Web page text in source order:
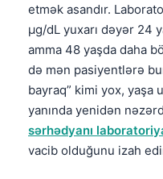
etmək asandır.
µg/dL yuxarı dəyər 24
amma 48 yaşda daha
də mən pasiyentlərə
bayraq” kimi yox, yaşa
yanında yenidən
sərhədyanı
vacib olduğunu izah